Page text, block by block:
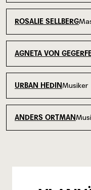
ROSALIE SELLBERG
AGNETA VON
URBAN HEDIN Musiker
ANDERS ORTMAN